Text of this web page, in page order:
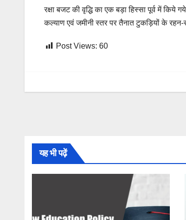
रक्षा बजट की वृद्धि का एक बड़ा हिस्सा पूर्व में
कल्याण एवं जमीनी स्तर पर तैनात टुकड़ियों के रहन-
Post Views: 60
यह भी पढ़ें